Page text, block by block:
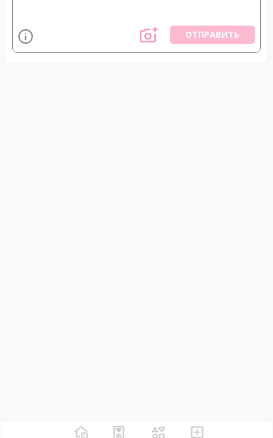
ОТПРАВИТЬ